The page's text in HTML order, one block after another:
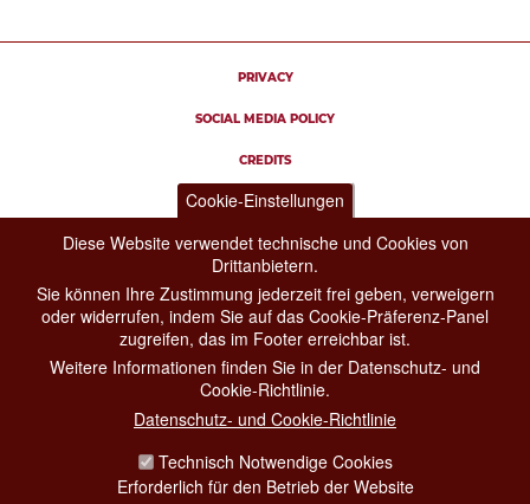
PRIVACY
SOCIAL MEDIA POLICY
CREDITS
COPYRIGHT
ESCLUSIONE DI RESPONSABILITÀ
Cookie-Einstellungen
Diese Website verwendet technische und Cookies von
Drittanbietern.
Sie können Ihre Zustimmung jederzeit frei geben, verweigern
oder widerrufen, indem Sie auf das Cookie-Präferenz-Panel
zugreifen, das im Footer erreichbar ist.
Weitere Informationen finden Sie in der Datenschutz- und
Cookie-Richtlinie.
Datenschutz- und Cookie-Richtlinie
Technisch Notwendige Cookies
Erforderlich für den Betrieb der Website